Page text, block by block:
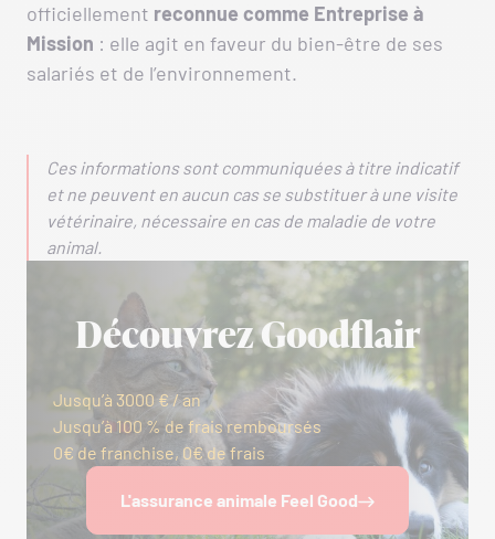
officiellement reconnue comme Entreprise à
Mission : elle agit en faveur du bien-être de ses
salariés et de l’environnement.
Ces informations sont communiquées à titre indicatif
et ne peuvent en aucun cas se substituer à une visite
vétérinaire, nécessaire en cas de maladie de votre
animal.
Découvrez Goodflair
Jusqu’à 3000 € / an
Jusqu’à 100 % de frais remboursés
0€ de franchise, 0€ de frais
L'assurance animale Feel Good